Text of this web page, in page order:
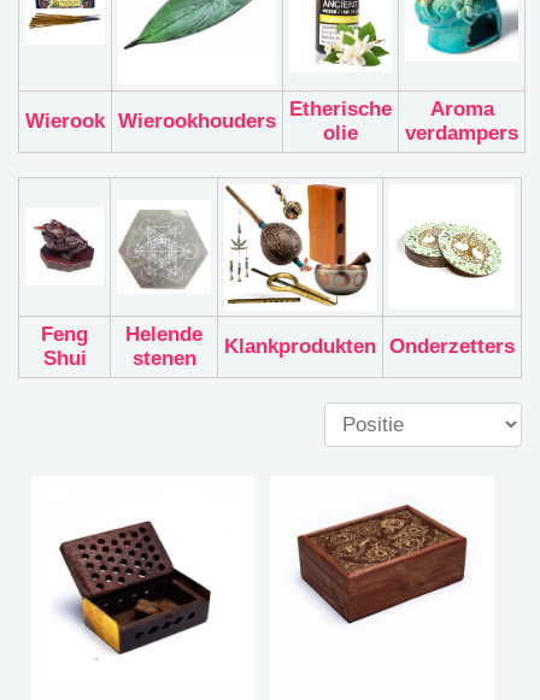
Wierook Wierookhouders
Etherische
olie
Aroma
verdampers
Feng
Shui
Helende
stenen
Klankprodukten Onderzetters